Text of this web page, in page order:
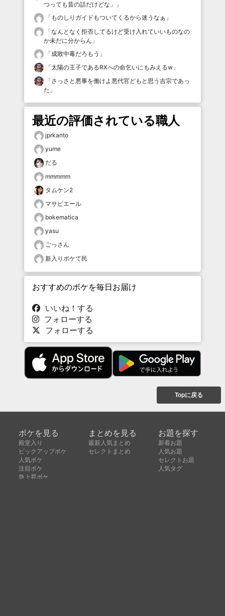
つっても昔の話だけどな」
」
「 ものしりガイドもついてくるから迷うなぁ 」
「なんとなく拒否してるけど受け入れていいものなの
か未だに分からん 」
「成敗中毒だろもう 」
「太陽の王子であるRXへの命乞いにもみえるw 」
「さっさと悪事を働けよ悪代官どもと思う吉宗であっ
た 」
最近の評価されている職人
jprkanto
yume
だる
mmmmm
タムケン2
マサピエール
bokematica
yasu
ごっさん
新入りボケて民
おすすめのボケを毎日お届け
いいね！する
フォローする
フォローする
Topに戻る
ボケを見る
殿堂入り
ピックアップボケ
人気ボケ
注目ボケ
急上昇ボケ
まとめを見る
最新人気まとめ
セレクトまとめ
お題を探す
新着お題
人気お題
セレクトお題
人気タグ